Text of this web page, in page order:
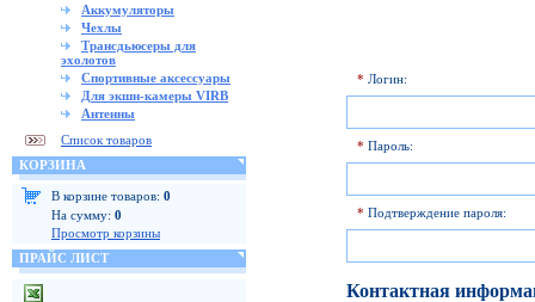
Аккумуляторы
Чехлы
Трансдьюсеры для
эхолотов
Спортивные аксессуары
Для экшн-камеры VIRB
Антенны
Список товаров
КОРЗИНА
В корзине товаров: 0
На сумму: 0
Просмотр корзины
ПРАЙС ЛИСТ
* Логин:
* Пароль:
* Подтверждение пароля:
Контактная